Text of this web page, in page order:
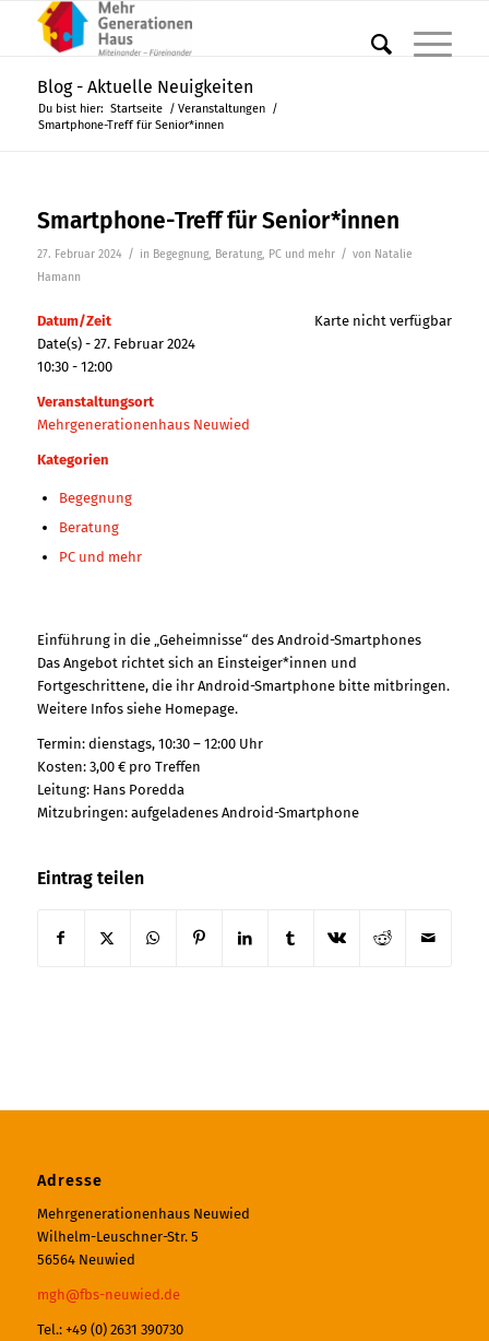
Blog - Aktuelle Neuigkeiten
Du bist hier: Startseite / Veranstaltungen /
Smartphone-Treff für Senior*innen
Smartphone-Treff für Senior*innen
27. Februar 2024 / in Begegnung, Beratung, PC und mehr / von Natalie
Hamann
Karte nicht verfügbar
Datum/Zeit
Date(s) - 27. Februar 2024
10:30 - 12:00
Veranstaltungsort
Mehrgenerationenhaus Neuwied
Kategorien
Begegnung
Beratung
PC und mehr
Einführung in die „Geheimnisse“ des Android-Smartphones
Das Angebot richtet sich an Einsteiger*innen und
Fortgeschrittene, die ihr Android-Smartphone bitte mitbringen.
Weitere Infos siehe Homepage.
Termin: dienstags, 10:30 – 12:00 Uhr
Kosten: 3,00 € pro Treffen
Leitung: Hans Poredda
Mitzubringen: aufgeladenes Android-Smartphone
Eintrag teilen
Adresse
Mehrgenerationenhaus Neuwied
Wilhelm-Leuschner-Str. 5
56564 Neuwied
mgh@fbs-neuwied.de
Tel.: +49 (0) 2631 390730